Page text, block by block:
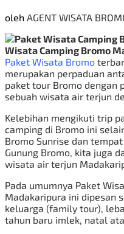
oleh AGENT WISATA
Wisata Camping Bromo
Paket Wisata Bromo
merupakan perpaduan
paket tour Bromo dengan
sebuah wisata air terjun
Kelebihan mengikuti trip
camping di Bromo ini
Bromo Sunrise dan
Gunung Bromo, kita juga
wisata air terjun
Pada umumnya Paket
Madakaripura ini dipesan
keluarga (family tour),
tahun baru imlek, natal